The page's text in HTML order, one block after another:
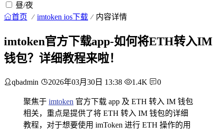
昼/夜
首页 imtoken ios下载 内容详情
imtoken官方下载app-如何将ETH转入IM
钱包？详细教程来啦！
qbadmin 2026年03月30日 13:38 1.4K 0
聚焦于 imtoken 官方下载 app 及 ETH 转入 IM 钱包
相关，重点是提供了将 ETH 转入 IM 钱包的详细
教程，对于想要使用 imToken 进行 ETH 操作的用